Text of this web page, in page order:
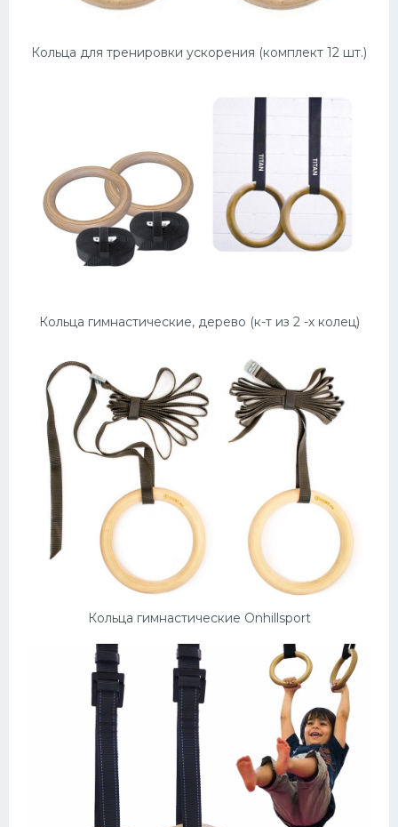
Кольца для тренировки ускорения (комплект 12 шт.)
Кольца гимнастические, дерево (к-т из 2 -х колец)
Кольца гимнастические Onhillsport